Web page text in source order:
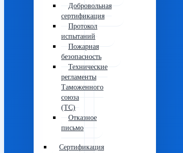
Добровольная
сертификация
Протокол
испытаний
Пожарная
безопасность
Технические
регламенты
Таможенного
союза
(ТС)
Отказное
письмо
Сертификация